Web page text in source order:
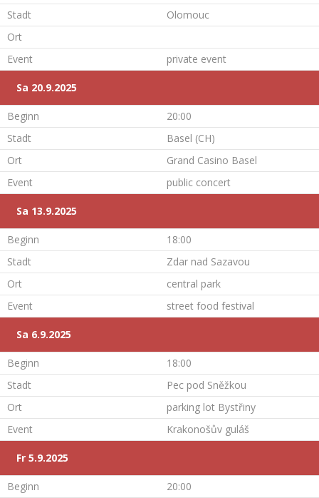
Stadt
Olomouc
Ort
Event
private event
Sa 20.9.2025
Beginn
20:00
Stadt
Basel (CH)
Ort
Grand Casino Basel
Event
public concert
Sa 13.9.2025
Beginn
18:00
Stadt
Zdar nad Sazavou
Ort
central park
Event
street food festival
Sa 6.9.2025
Beginn
18:00
Stadt
Pec pod Sněžkou
Ort
parking lot Bystřiny
Event
Krakonošův guláš
Fr 5.9.2025
Beginn
20:00